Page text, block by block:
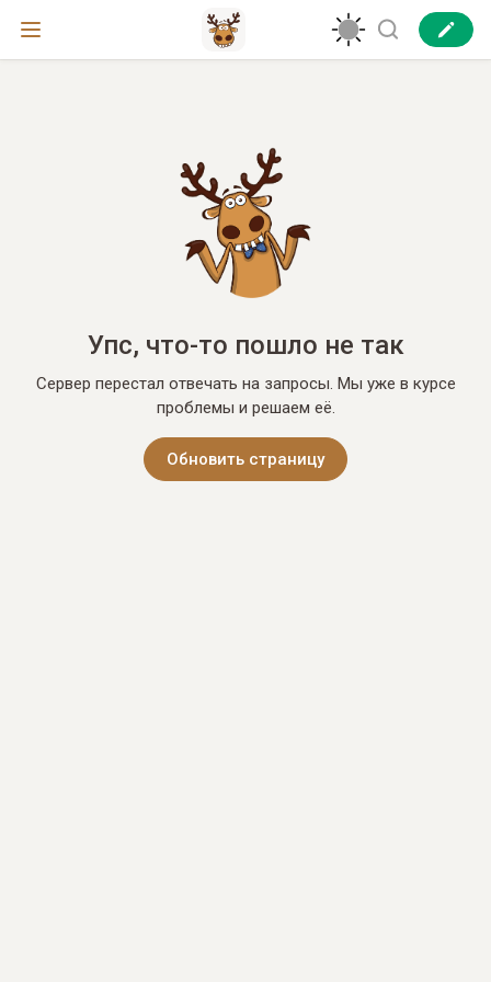
Упс, что-то пошло не так
Сервер перестал отвечать на запросы. Мы уже в курсе
проблемы и решаем её.
Обновить страницу